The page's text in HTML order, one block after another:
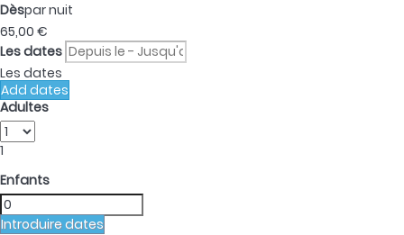
Dèspar nuit
65,00 €
Les dates
Les dates
Add dates
Adultes
1
Enfants
Introduire dates